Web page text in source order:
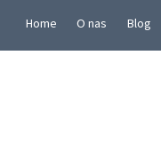
Home O nas Blog